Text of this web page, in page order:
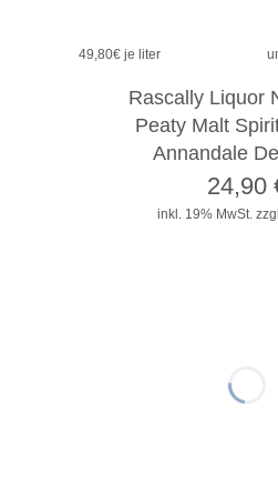
49,80€ je liter
Rascally Liquor
Peaty Malt
Annandale
inkl. 19% MwSt.
24,90